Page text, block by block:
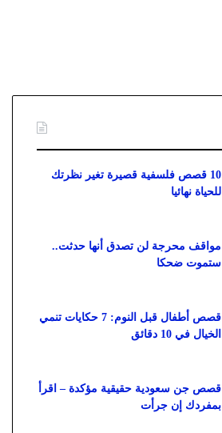
10 قصص فلسفية قصيرة تغير نظرتك
للحياة نهائيا
مواقف محرجة لن تصدق أنها حدثت..
ستموت ضحكا
قصص أطفال قبل النوم: 7 حكايات تنمي
الخيال في 10 دقائق
قصص جن سعودية حقيقية مؤكدة – اقرأ
بمفردك إن جرأت